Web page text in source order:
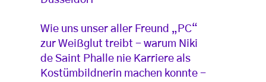
Wie uns unser aller Freund „PC“
zur Weißglut treibt - warum Niki
de Saint Phalle nie Karriere als
Kostümbildnerin machen konnte -